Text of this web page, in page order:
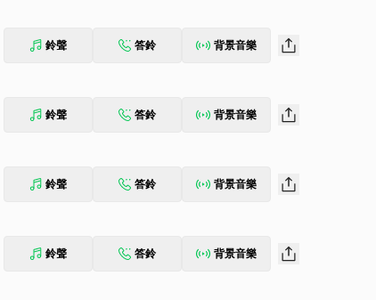
鈴聲 答鈴 背景音樂
鈴聲 答鈴 背景音樂
鈴聲 答鈴 背景音樂
鈴聲 答鈴 背景音樂